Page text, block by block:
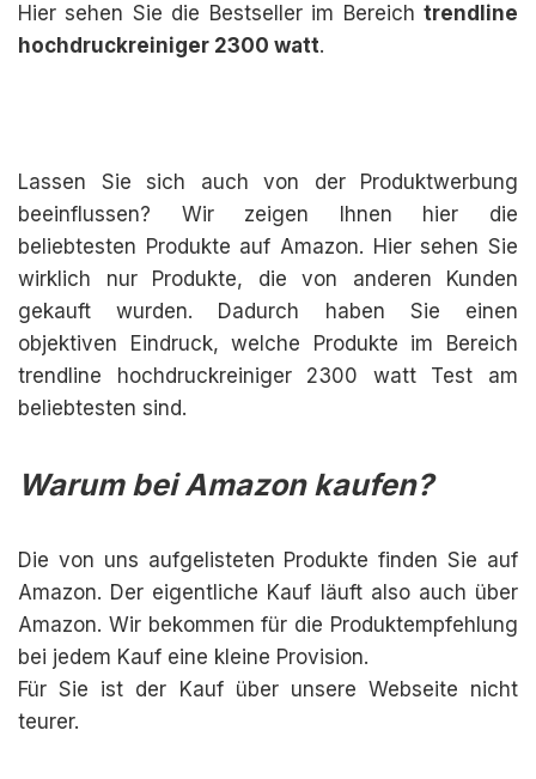
Hier sehen Sie die Bestseller im Bereich trendline
hochdruckreiniger 2300 watt.
Lassen Sie sich auch von der Produktwerbung
beeinflussen? Wir zeigen Ihnen hier die
beliebtesten Produkte auf Amazon. Hier sehen Sie
wirklich nur Produkte, die von anderen Kunden
gekauft wurden. Dadurch haben Sie einen
objektiven Eindruck, welche Produkte im Bereich
trendline hochdruckreiniger 2300 watt Test am
beliebtesten sind.
Warum bei Amazon kaufen?
Die von uns aufgelisteten Produkte finden Sie auf
Amazon. Der eigentliche Kauf läuft also auch über
Amazon. Wir bekommen für die Produktempfehlung
bei jedem Kauf eine kleine Provision.
Für Sie ist der Kauf über unsere Webseite nicht
teurer.